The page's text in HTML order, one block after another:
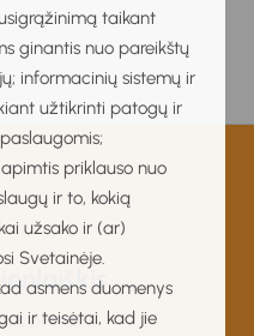
taikant
ginantis nuo pareikštų
informacinių sistemų ir
užtikrinti patogų ir
priklauso nuo
ir to, kokią
užsako ir (ar)
Svetainėje.
asmens duomenys
ir teisėtai, kad jie
pirmas!